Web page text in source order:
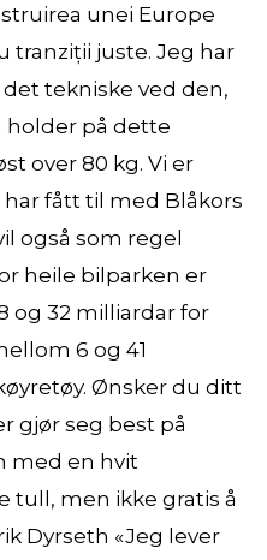
unei Europe
tranziții juste. Jeg har
tekniske ved den,
holder på dette
over 80 kg. Vi er
fått til med Blåkors
også som regel
heile bilparken er
og 32 milliardar for
6 og 41
Ønsker du ditt
gjør seg best på
med en hvit
tull, men ikke gratis å
Dyrseth «Jeg lever